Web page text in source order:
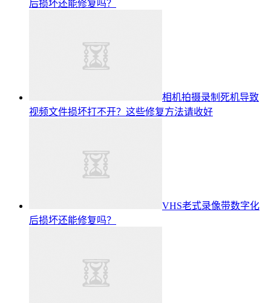
后损坏还能修复吗？
相机拍摄录制死机导致
视频文件损坏打不开？这些修复方法请收好
VHS老式录像带数字化
后损坏还能修复吗？